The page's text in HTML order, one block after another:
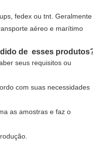
fedex ou tnt. Geralmente
aéreo e marítimo
de esses produtos?
seus requisitos ou
com suas necessidades
as amostras e faz o